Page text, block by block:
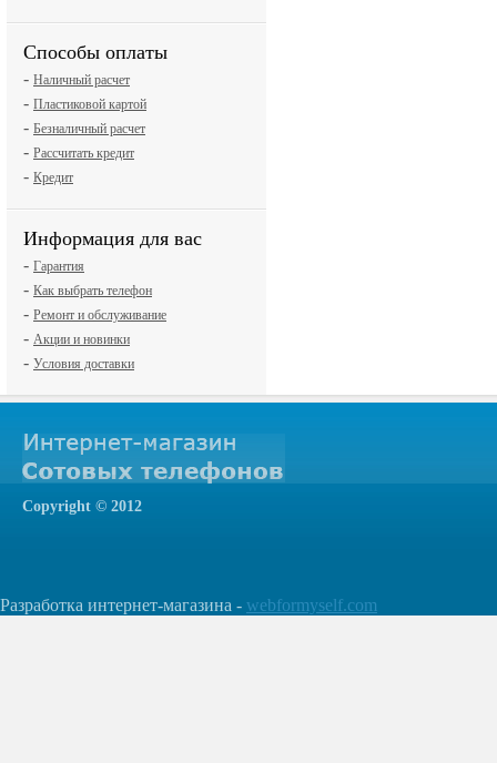
Способы оплаты
- Наличный расчет
- Пластиковой картой
- Безналичный расчет
- Рассчитать кредит
- Кредит
Информация для вас
- Гарантия
- Как выбрать телефон
- Ремонт и обслуживание
- Акции и новинки
- Условия доставки
Сopyright © 2012
Разработка интернет-магазина - webformyself.com